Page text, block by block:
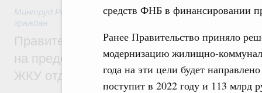
средств ФНБ в финансировании
Ранее Правительство приняло
модернизацию жилищно-
года на эти цели будет
поступит в 2022 году и 113 млрд
Минтруд России 31 июля 2026,Социальная поддержка
граждан
Правительство направит регионам
на предоставление мер социальной
ЖКУ отдельным категориям граждан